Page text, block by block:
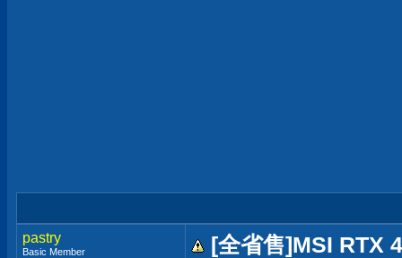
pastry
Basic Member [全省售]MSI RTX